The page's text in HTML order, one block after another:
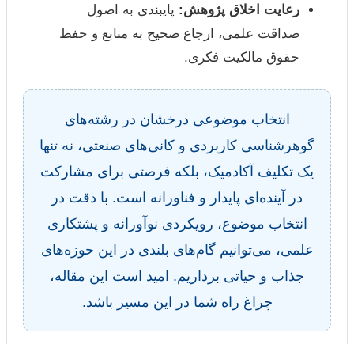
رعایت اخلاق پژوهش: پایبندی به اصول
صداقت علمی، ارجاع صحیح به منابع و حفظ
حقوق مالکیت فکری.
انتخاب موضوعی درخشان در رشته‌های
گوهرشناسی کاربردی و کانی‌های صنعتی، نه تنها
یک تکلیف آکادمیک، بلکه فرصتی برای مشارکت
در آینده‌ای پایدار و فناورانه است. با دقت در
انتخاب موضوع، رویکردی نوآورانه و پشتکاری
علمی، می‌توانیم گام‌های بلندی در این حوزه‌های
جذاب و حیاتی برداریم. امید است این مقاله،
چراغ راه شما در این مسیر باشد.